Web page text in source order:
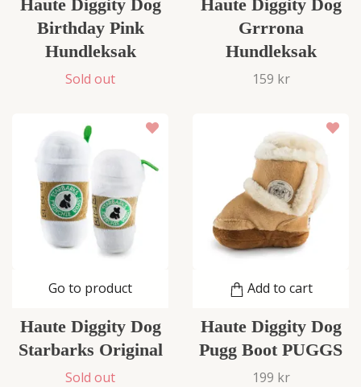
Haute Diggity Dog
Birthday Pink
Hundleksak
Sold out
Haute Diggity Dog
Grrrona
Hundleksak
159 kr
Go to product
Haute Diggity Dog
Starbarks Original
Sold out
Add to cart
Haute Diggity Dog
Pugg Boot PUGGS
199 kr